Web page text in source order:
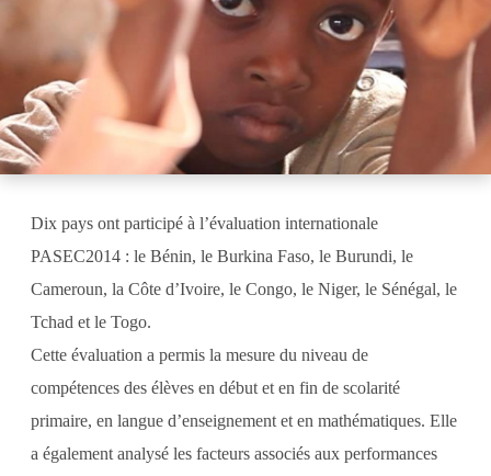
Dix pays ont participé à l’évaluation internationale
PASEC2014 : le Bénin, le Burkina Faso, le Burundi, le
Cameroun, la Côte d’Ivoire, le Congo, le Niger, le Sénégal, le
Tchad et le Togo.
Cette évaluation a permis la mesure du niveau de
compétences des élèves en début et en fin de scolarité
primaire, en langue d’enseignement et en mathématiques. Elle
a également analysé les facteurs associés aux performances